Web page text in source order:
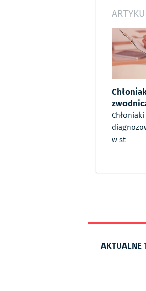
w st
AKTUALNE